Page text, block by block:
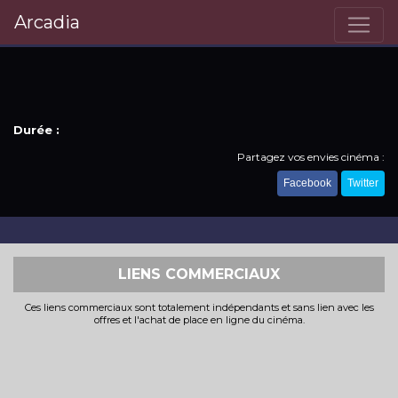
Arcadia
Durée :
Partagez vos envies cinéma :
Facebook Twitter
LIENS COMMERCIAUX
Ces liens commerciaux sont totalement indépendants et sans lien avec les
offres et l'achat de place en ligne du cinéma.